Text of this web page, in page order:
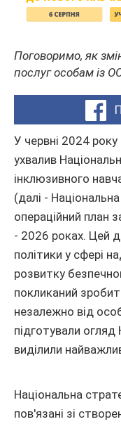
Поговоримо, як
послуг особам із
У червні 2024 року
ухвалив
інклюзивного
(далі -
операційний план
- 2026 роках. Цей
політики у сфері
розвитку
покликаний
незалежно від
підготували огляд
виділили
Національна
пов'язані зі